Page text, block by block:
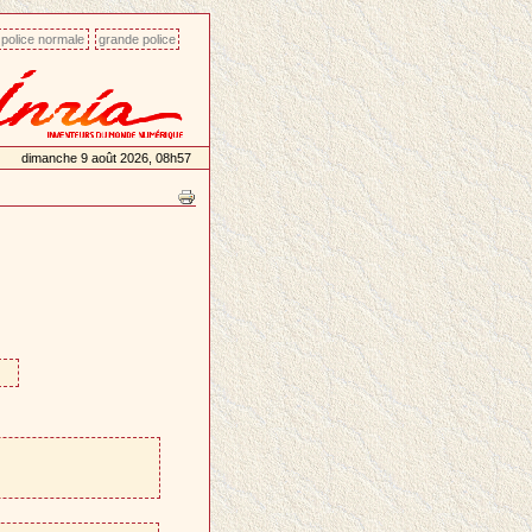
police normale grande police
dimanche 9 août 2026, 08h57